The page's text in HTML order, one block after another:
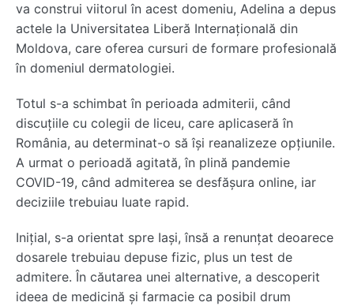
va construi viitorul în acest domeniu, Adelina a depus
actele la Universitatea Liberă Internațională din
Moldova, care oferea cursuri de formare profesională
în domeniul dermatologiei.
Totul s-a schimbat în perioada admiterii, când
discuțiile cu colegii de liceu, care aplicaseră în
România, au determinat-o să își reanalizeze opțiunile.
A urmat o perioadă agitată, în plină pandemie
COVID-19, când admiterea se desfășura online, iar
deciziile trebuiau luate rapid.
Inițial, s-a orientat spre Iași, însă a renunțat deoarece
dosarele trebuiau depuse fizic, plus un test de
admitere. În căutarea unei alternative, a descoperit
ideea de medicină și farmacie ca posibil drum